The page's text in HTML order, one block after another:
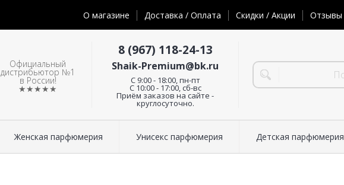
О магазине Доставка / Оплата Скидки / Акции Отзывы
Официальный
дистрибьютор №1
в России!
★★★★★
8 (967) 118-24-13
Shaik-Premium@bk.ru
C 9:00 - 18:00, пн-пт
С 10:00 - 17:00, сб-вс
Приём заказов на сайте -
круглосуточно.
Женская парфюмерия Унисекс парфюмерия Детская парфюмерия